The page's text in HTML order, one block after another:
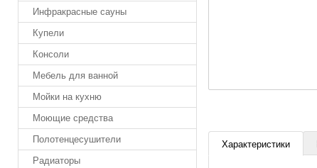
Инфракрасные сауны
Купели
Консоли
Мебель для ванной
Мойки на кухню
Моющие средства
Полотенцесушители
Радиаторы
Характеристики